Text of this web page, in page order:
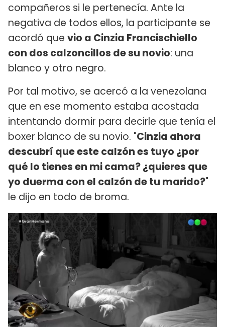
compañeros si le pertenecía. Ante la
negativa de todos ellos, la participante se
acordó que vio a Cinzia Francischiello
con dos calzoncillos de su novio: una
blanco y otro negro.
Por tal motivo, se acercó a la venezolana
que en ese momento estaba acostada
intentando dormir para decirle que tenía el
boxer blanco de su novio. "Cinzia ahora
descubrí que este calzón es tuyo ¿por
qué lo tienes en mi cama? ¿quieres que
yo duerma con el calzón de tu marido?"
le dijo en todo de broma.